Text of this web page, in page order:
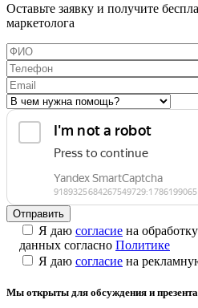
Оставьте заявку и получите
маркетолога
Я даю согласие на
данных согласно Политике
Я даю согласие на
Мы открыты для обсуждения и